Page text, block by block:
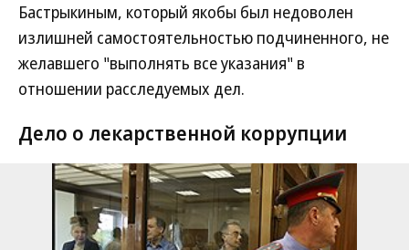
Бастрыкиным, который якобы был недоволен
излишней самостоятельностью подчиненного, не
желавшего "выполнять все указания" в
отношении расследуемых дел.
Дело о лекарственной коррупции